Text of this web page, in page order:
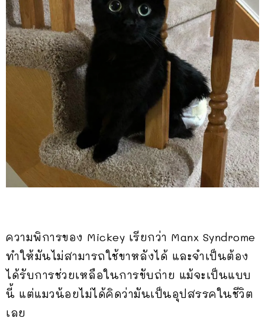
ความพิการของ Mickey เรียกว่า Manx Syndrome
ทำให้มันไม่สามารถใช้ขาหลังได้ และจำเป็นต้อง
ได้รับการช่วยเหลือในการขับถ่าย แม้จะเป็นแบบ
นี้ แต่แมวน้อยไม่ได้คิดว่ามันเป็นอุปสรรคในชีวิต
เลย